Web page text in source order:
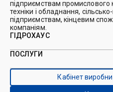
підприємствам промислового
техніки і обладнання,
підприємствам, кінцевим
компаніям.
ГІДРОХАУС
Про нас
Каталоги
ПОСЛУГИ
Виробництво ущільнень
Виробництво гідроциліндрів
Кабінет